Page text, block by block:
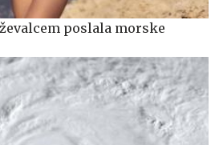
poslala morske